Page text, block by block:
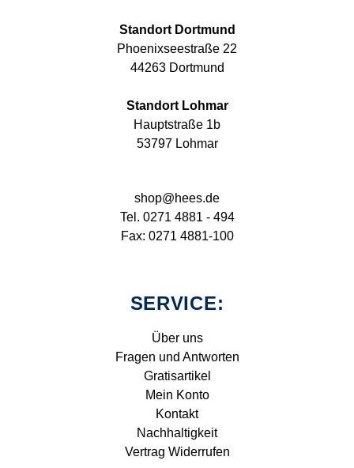
Standort Dortmund
Phoenixseestraße 22
44263 Dortmund
Standort Lohmar
Hauptstraße 1b
53797 Lohmar
shop@hees.de
Tel. 0271 4881 - 494
Fax: 0271 4881-100
SERVICE:
Über uns
Fragen und Antworten
Gratisartikel
Mein Konto
Kontakt
Nachhaltigkeit
Vertrag Widerrufen